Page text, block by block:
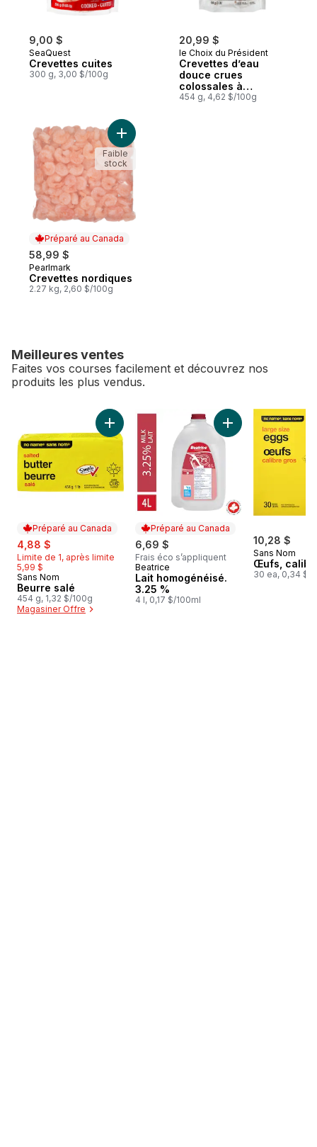
9,00 $
SeaQuest
Crevettes cuites
300 g, 3,00 $/100g
20,99 $
le Choix du Président
Crevettes d’eau
douce crues
colossales à
décorticage éclair
454 g, 4,62 $/100g
Préparé au Canada
58,99 $
Préparé au Canada
Pearlmark
Crevettes nordiques
2.27 kg, 2,60 $/100g
Ajouter Crevettes nordiques au panier
Faible
stock
Meilleures ventes
Faites vos courses facilement et découvrez nos
produits les plus vendus.
sauter Meilleures ventes
Préparé au Canada
sale:
4,88 $
Limite de 1, après limite
5,99 $
Préparé au Canada
Sans Nom
Beurre salé
454 g, 1,32 $/100g
Magasiner Offre
Ajouter Beurre salé au panier
Préparé au Canada
6,69 $
Frais éco s’appliquent
Préparé au Canada
Beatrice
Lait homogénéisé.
3.25 %
4 l, 0,17 $/100ml
Ajouter Lait
10,28 $
Sans Nom
Œufs,
30 ea, 0,34 $/